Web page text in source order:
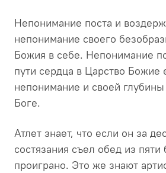
Непонимание поста и
непонимание своего
Божия в себе. Непонимание
пути сердца в Царство Божие
непонимание и своей
Боге.
Атлет знает, что если он за
состязания съел обед из
проиграно. Это же знают